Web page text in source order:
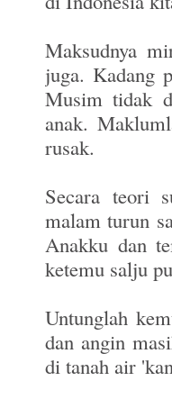
Maksudnya
juga. Kadang
Musim tidak
anak.
rusak.
Secara teori
malam turun
Anakku dan
ketemu salju
Untunglah
dan angin
di tanah air